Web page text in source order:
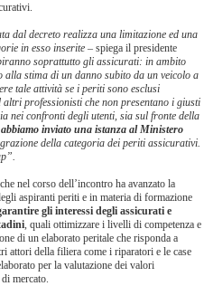
dal decreto realizza una limitazione ed una
in esso inserite – spiega il presidente
soprattutto gli assicurati: in ambito
stima di un danno subito da un veicolo a
tale attività se i periti sono esclusi
altri professionisti che non presentano i giusti
nei confronti degli utenti, sia sul fronte della
abbiamo inviato una istanza al Ministero
della categoria dei periti assicurativi.
nel corso dell’incontro ha avanzato la
aspiranti periti e in materia di formazione
gli interessi degli assicurati e
, quali ottimizzare i livelli di competenza e
di un elaborato peritale che risponda a
attori della filiera come i riparatori e le case
per la valutazione dei valori
mercato.